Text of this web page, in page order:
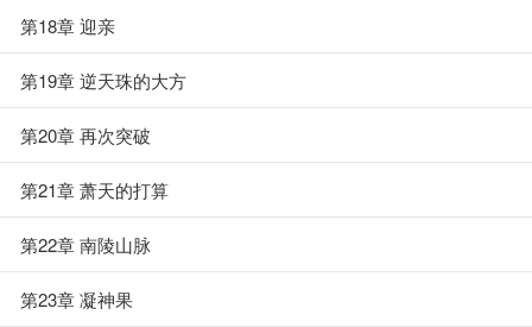
第18章 迎亲
第19章 逆天珠的大方
第20章 再次突破
第21章 萧天的打算
第22章 南陵山脉
第23章 凝神果